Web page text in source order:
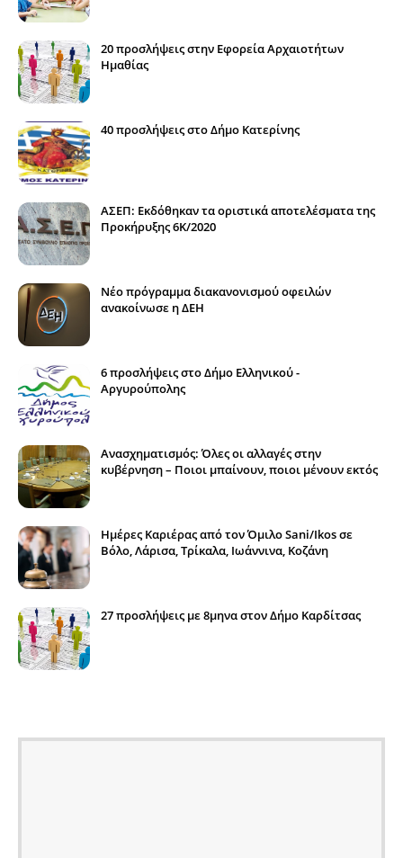
20 προσλήψεις στην Εφορεία Αρχαιοτήτων
Ημαθίας
40 προσλήψεις στο Δήμο Κατερίνης
ΑΣΕΠ: Εκδόθηκαν τα οριστικά αποτελέσματα της
Προκήρυξης 6Κ/2020
Νέο πρόγραμμα διακανονισμού οφειλών
ανακοίνωσε η ΔΕΗ
6 προσλήψεις στο Δήμο Ελληνικού -
Αργυρούπολης
Ανασχηματισμός: Όλες οι αλλαγές στην
κυβέρνηση – Ποιοι μπαίνουν, ποιοι μένουν εκτός
Ημέρες Καριέρας από τον Όμιλο Sani/Ikos σε
Βόλο, Λάρισα, Τρίκαλα, Ιωάννινα, Κοζάνη
27 προσλήψεις με 8μηνα στον Δήμο Καρδίτσας